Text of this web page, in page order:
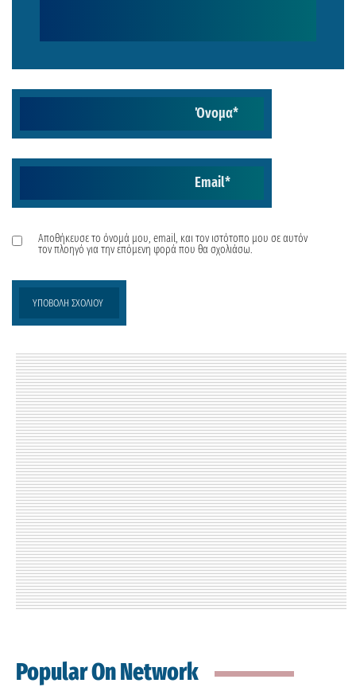
Όνομα*
Email*
Αποθήκευσε το όνομά μου, email, και τον ιστότοπο μου σε αυτόν
τον πλοηγό για την επόμενη φορά που θα σχολιάσω.
Popular On Network